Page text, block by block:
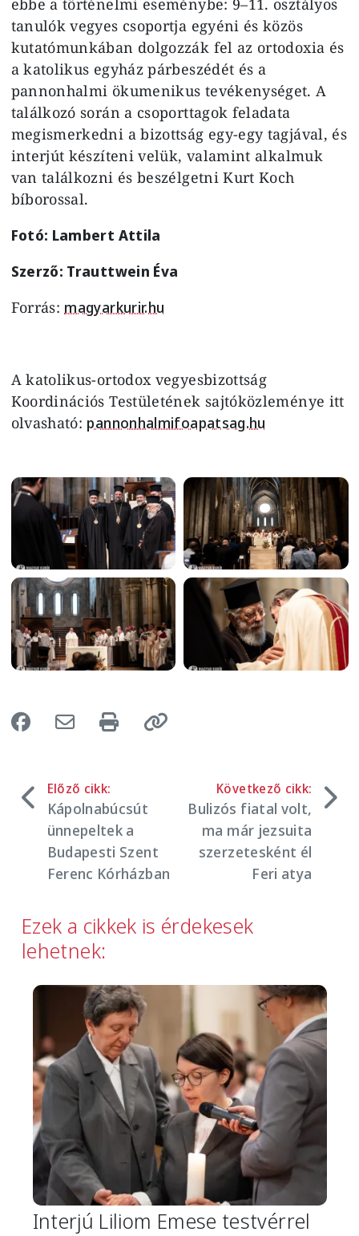
tanulók vegyes csoportja egyéni és közös
kutatómunkában dolgozzák fel az ortodoxia és
a katolikus egyház párbeszédét és a
pannonhalmi ökumenikus tevékenységet. A
találkozó során a csoporttagok feladata
megismerkedni a bizottság egy-egy tagjával, és
interjút készíteni velük, valamint alkalmuk
van találkozni és beszélgetni Kurt Koch
bíborossal.
Fotó: Lambert Attila
Szerző: Trauttwein Éva
Forrás: magyarkurir.hu
A katolikus-ortodox vegyesbizottság
Koordinációs Testületének sajtóközleménye itt
olvasható: pannonhalmifoapatsag.hu
Image Image
Image Image
Előző cikk:
Kápolnabúcsút
ünnepeltek a
Budapesti Szent
Ferenc Kórházban
Következő cikk:
Bulizós fiatal volt,
ma már jezsuita
szerzetesként él
Feri atya
Ezek a cikkek is érdekesek
lehetnek:
Image
Interjú Liliom Emese testvérrel